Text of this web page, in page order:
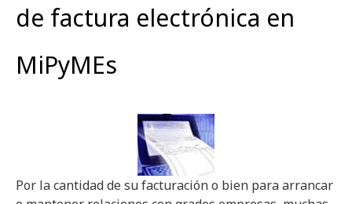
de factura electrónica en
MiPyMEs
Por la cantidad de su facturación o bien para arrancar